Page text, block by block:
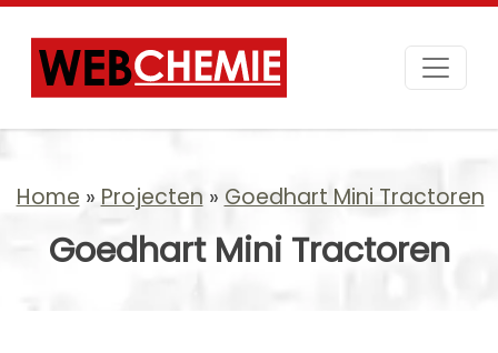
Home Projecten Goedhart Mini Tractoren
Goedhart Mini Tractoren